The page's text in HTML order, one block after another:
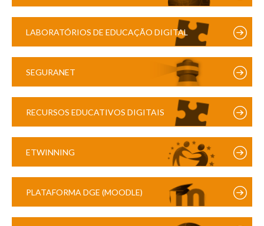
LABORATÓRIOS DE EDUCAÇÃO DIGITAL
SEGURANET
RECURSOS EDUCATIVOS DIGITAIS
ETWINNING
PLATAFORMA DGE (MOODLE)